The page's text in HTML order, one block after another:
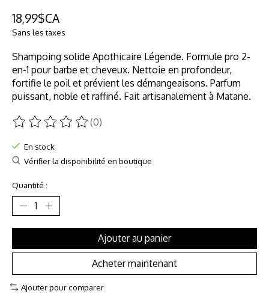
18,99$CA
Sans les taxes
Shampoing solide Apothicaire Légende. Formule pro 2-
en-1 pour barbe et cheveux. Nettoie en profondeur,
fortifie le poil et prévient les démangeaisons. Parfum
puissant, noble et raffiné. Fait artisanalement à Matane.
Ce produit est évalué à
(0)
En stock
Vérifier la disponibilité en boutique
Quantité :
Ajouter au panier
Acheter maintenant
Ajouter pour comparer